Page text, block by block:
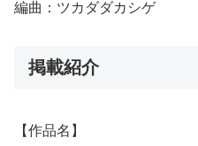
編曲：ツカダダカシゲ
掲載紹介
【作品名】